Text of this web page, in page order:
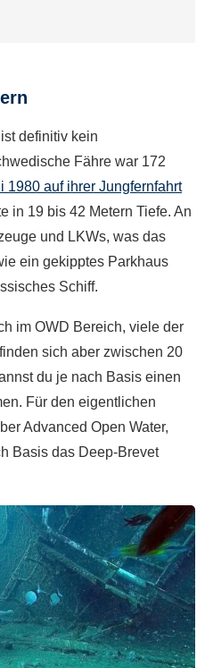
ist definitiv kein
Fähre war 172
1980 auf ihrer Jungfernfahrt
in 19 bis 42 Metern Tiefe. An
und LKWs, was das
ein gekipptes Parkhaus
Schiff.
im OWD Bereich, viele der
sich aber zwischen 20
du je nach Basis einen
Für den eigentlichen
Advanced Open Water,
Basis das Deep-Brevet